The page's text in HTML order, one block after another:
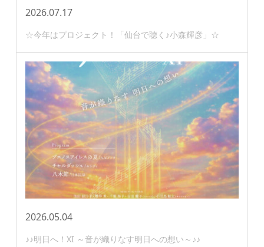
2026.07.17
☆今年はプロジェクト！「仙台で聴く♪小森輝彦」☆
2026.05.04
♪♪明日へ！XI ～音が織りなす明日への想い～♪♪